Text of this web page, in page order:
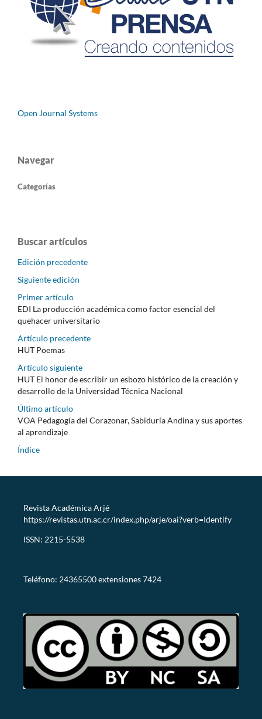
Open Journal Systems
Navegar
Categorías
Buscar artículos
Edición precedente
Siguiente edición
Primer artículo
EDI La producción académica como factor esencial del
quehacer universitario
Artículo precedente
HUT Poemas
Artículo siguiente
HUT El honor de escribir un esbozo histórico de la creación y
desarrollo de la Universidad Técnica Nacional
Último artículo
VOA Pedagogía del Corazonar, Sabiduría Andina y sus aportes
al aprendizaje
Índice
Revista Académica Arjé
https://revistas.utn.ac.cr/index.php/arje/oai?verb=Identify
ISSN: 2215-5538
Teléfono: 24365500 extensiones 7424